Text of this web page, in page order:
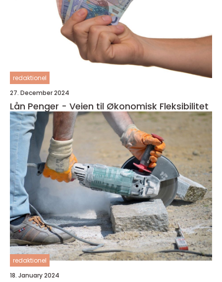
redaktionel
27. December 2024
Lån Penger - Veien til Økonomisk Fleksibilitet
redaktionel
18. January 2024